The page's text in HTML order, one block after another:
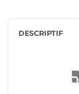
DESCRIPTIF